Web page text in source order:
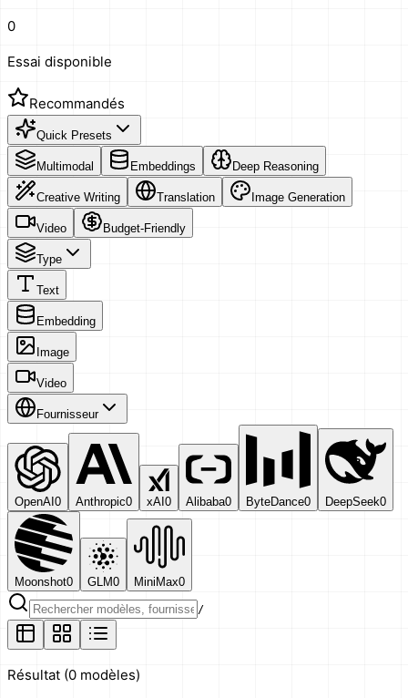
0
Essai disponible
Recommandés
Quick Presets
Multimodal Embeddings Deep Reasoning
Creative Writing Translation Image Generation
Video Budget-Friendly
Type
Text
Embedding
Image
Video
Fournisseur
OpenAI0 Anthropic0 xAI0 Alibaba0 ByteDance0 DeepSeek0
Moonshot0 GLM0 MiniMax0
/
Résultat (0 modèles)